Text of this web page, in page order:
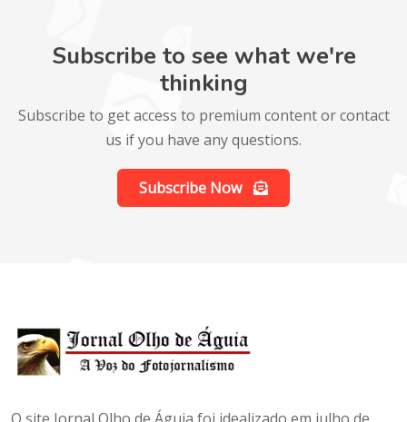
Subscribe to see what we're
thinking
Subscribe to get access to premium content or contact
us if you have any questions.
Subscribe Now